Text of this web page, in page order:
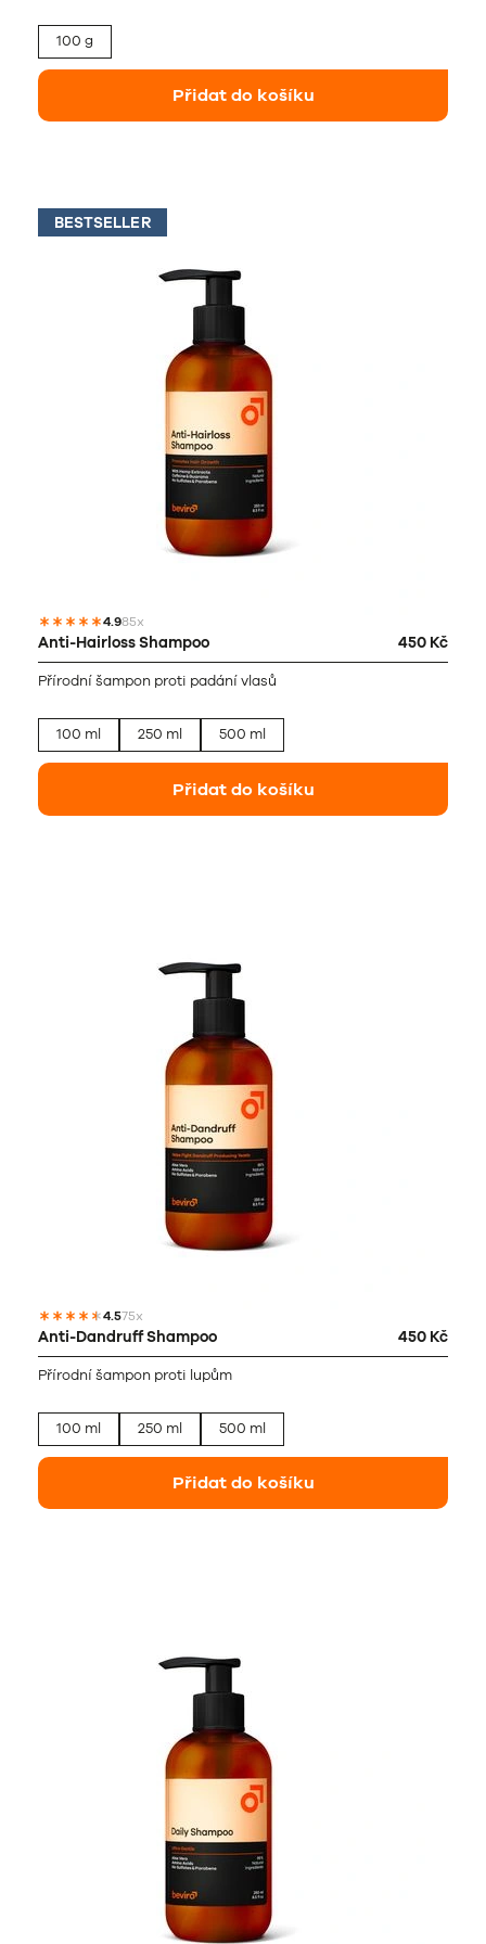
100 g
Přidat do košíku
BESTSELLER
4.985x
Anti-Hairloss Shampoo 450 Kč
Přírodní šampon proti padání vlasů
100 ml 250 ml 500 ml
Přidat do košíku
4.575x
Anti-Dandruff Shampoo 450 Kč
Přírodní šampon proti lupům
100 ml 250 ml 500 ml
Přidat do košíku